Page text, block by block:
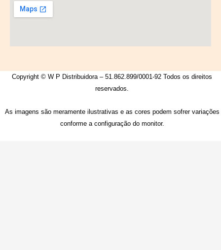
Copyright © W P Distribuidora – 51.862.899/0001-92 Todos os direitos
reservados.
As imagens são meramente ilustrativas e as cores podem sofrer variações
conforme a configuração do monitor.